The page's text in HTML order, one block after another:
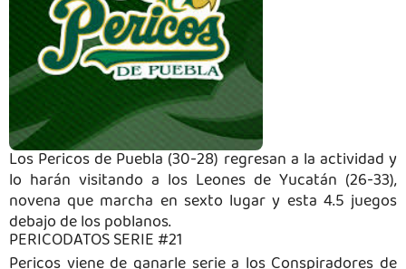
Los Pericos de Puebla (30-28) regresan a la actividad y
lo harán visitando a los Leones de Yucatán (26-33),
novena que marcha en sexto lugar y esta 4.5 juegos
debajo de los poblanos.
PERICODATOS SERIE #21